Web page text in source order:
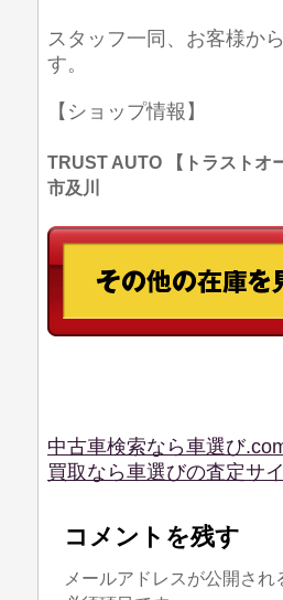
スタッフ一同、お客様か
す。
【ショップ情報】
TRUST AUTO 【トラスト
市及川
中古車検索なら車選び
買取なら車選びの査定サ
コメントを残す
メールアドレスが公開さ